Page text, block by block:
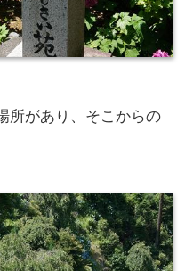
所があり、そこからの